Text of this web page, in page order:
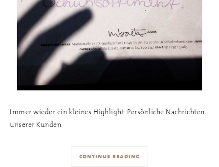
Immer wieder ein kleines Highlight: Persönliche Nachrichten
unserer Kunden.
continue reading